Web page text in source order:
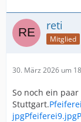
reti
Mitglied
30. März 2026 um
So noch ein
Stuttgart.
jpgPfeiferei9.jpg